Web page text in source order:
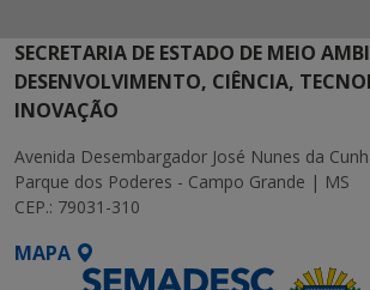
SECRETARIA DE ESTADO DE MEIO
DESENVOLVIMENTO, CIÊNCIA,
INOVAÇÃO
Avenida Desembargador José Nunes da
Parque dos Poderes - Campo Grande | MS
CEP.: 79031-310
MAPA